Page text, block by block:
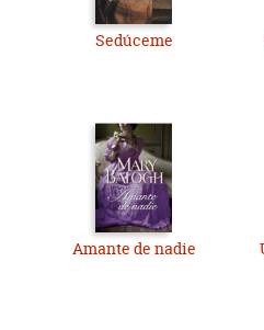
Sedúceme
Amante de nadie